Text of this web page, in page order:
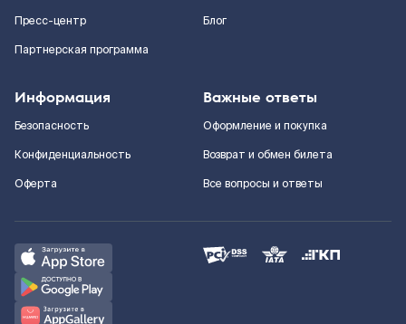
Пресс-центр
Партнерская программа
Блог
Информация
Безопасность
Конфиденциальность
Оферта
Важные ответы
Оформление и покупка
Возврат и обмен билета
Все вопросы и ответы